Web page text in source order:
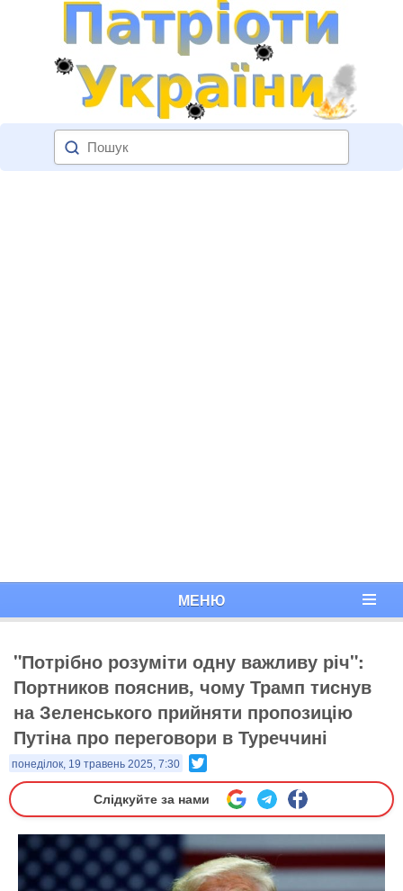
МЕНЮ
"Потрібно розуміти одну важливу річ":
Портников пояснив, чому Трамп тиснув
на Зеленського прийняти пропозицію
Путіна про переговори в Туреччині
понеділок, 19 травень 2025, 7:30
Слідкуйте за нами